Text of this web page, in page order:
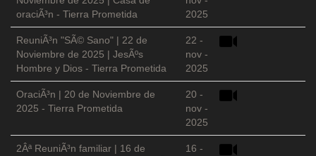
oraciÃ³n - Tierra Prometida
2025
ReuniÃ³n "SÃ© Sano" | 22 de
Noviembre de 2025 | JesÃºs
Hombre y Dios - Tierra Prometida
22 -
nov -
2025
OraciÃ³n | 20 de Noviembre de
2025 - Tierra Prometida
20 -
nov -
2025
2Âª ReuniÃ³n familiar | 16 de
16 -